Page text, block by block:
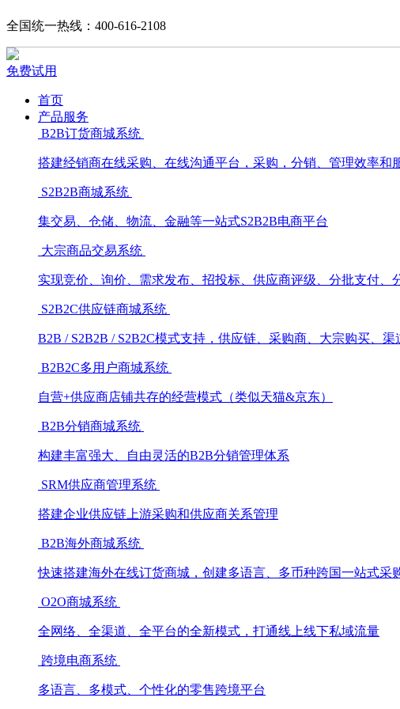
全国统一热线：400-616-2108
免费试用
首页
产品服务
B2B订货商城系统
搭建经销商在线采购、在线沟通平台，采购，分销、管理效率和
S2B2B商城系统
集交易、仓储、物流、金融等一站式S2B2B电商平台
大宗商品交易系统
实现竞价、询价、需求发布、招投标、供应商评级、分批支付、
S2B2C供应链商城系统
B2B / S2B2B / S2B2C模式支持，供应链、采购商、大宗购买、渠
B2B2C多用户商城系统
自营+供应商店铺共存的经营模式（类似天猫&京东）
B2B分销商城系统
构建丰富强大、自由灵活的B2B分销管理体系
SRM供应商管理系统
搭建企业供应链上游采购和供应商关系管理
B2B海外商城系统
快速搭建海外在线订货商城，创建多语言、多币种跨国一站式采
O2O商城系统
全网络、全渠道、全平台的全新模式，打通线上线下私域流量
跨境电商系统
多语言、多模式、个性化的零售跨境平台